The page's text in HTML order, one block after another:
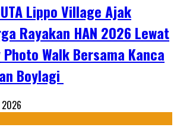
Lippo Village Ajak
Rayakan HAN 2026 Lewat
Photo Walk Bersama Kanca
Boylagi